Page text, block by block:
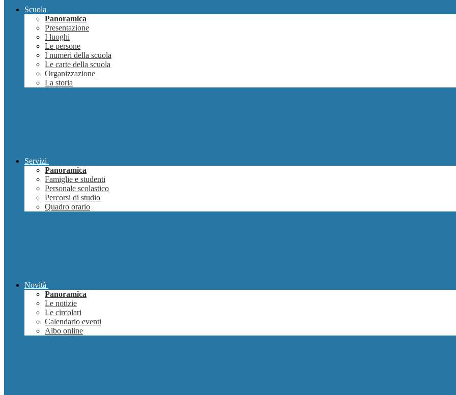
Scuola
Panoramica
Presentazione
I luoghi
Le persone
I numeri della scuola
Le carte della scuola
Organizzazione
La storia
Servizi
Panoramica
Famiglie e studenti
Personale scolastico
Percorsi di studio
Quadro orario
Novità
Panoramica
Le notizie
Le circolari
Calendario eventi
Albo online